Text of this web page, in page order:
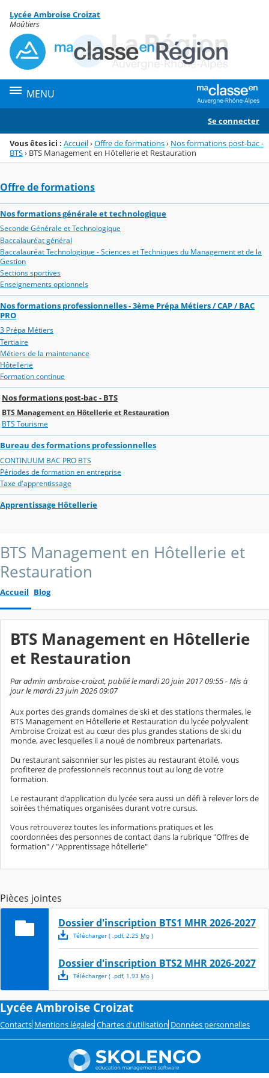
Menu de la rubrique
Contenu
Lycée Ambroise Croizat
Moûtiers
MENU
Se connecter
Vous êtes ici : Accueil›Offre de formations› Nos formations post-bac -
BTS› BTS Management en Hôtellerie et Restauration
Offre de formations
Nos formations générale et technologique
Seconde Générale et Technologique
Baccalauréat général
Baccalauréat Technologique - Sciences et Techniques du Management et de la
Gestion
Sections sportives
Enseignements optionnels
Nos formations professionnelles - 3ème Prépa Métiers / CAP / BAC
PRO
3 Prépa Métiers
Tertiaire
Métiers de la maintenance
Hôtellerie
Formation continue
Nos formations post-bac - BTS
BTS Management en Hôtellerie et Restauration
BTS Tourisme
Bureau des formations professionnelles
CONTINUUM BAC PRO BTS
Périodes de formation en entreprise
Taxe d'apprentissage
Apprentissage Hôtellerie
BTS Management en Hôtellerie et
Restauration
Accueil Blog
BTS Management en Hôtellerie
et Restauration
Par admin ambroise-croizat, publié le mardi 20 juin 2017 09:55 - Mis à
jour le mardi 23 juin 2026 09:07
Aux portes des grands domaines de ski et des stations thermales, le
BTS Management en Hôtellerie et Restauration du lycée polyvalent
Ambroise Croizat est au cœur des plus grandes stations de ski du
monde, avec lesquelles il a noué de nombreux partenariats.
Du restaurant saisonnier sur les pistes au restaurant étoilé, vous
profiterez de professionnels reconnus tout au long de votre
formation.
Le restaurant d'application du lycée sera aussi un défi à relever lors de
soirées thématiques organisées durant votre cursus.
Vous retrouverez toutes les informations pratiques et les
coordonnées des personnes de contact dans la rubrique "Offres de
formation" / "Apprentissage hôtellerie"
Pièces jointes
Dossier d'inscription BTS1 MHR 2026-2027
Télécharger( .pdf, 2.25 Mo)
Dossier d'inscription BTS2 MHR 2026-2027
Télécharger( .pdf, 1.93 Mo)
Lycée Ambroise Croizat
Contacts Mentions légales Chartes d'utilisation Données personnelles